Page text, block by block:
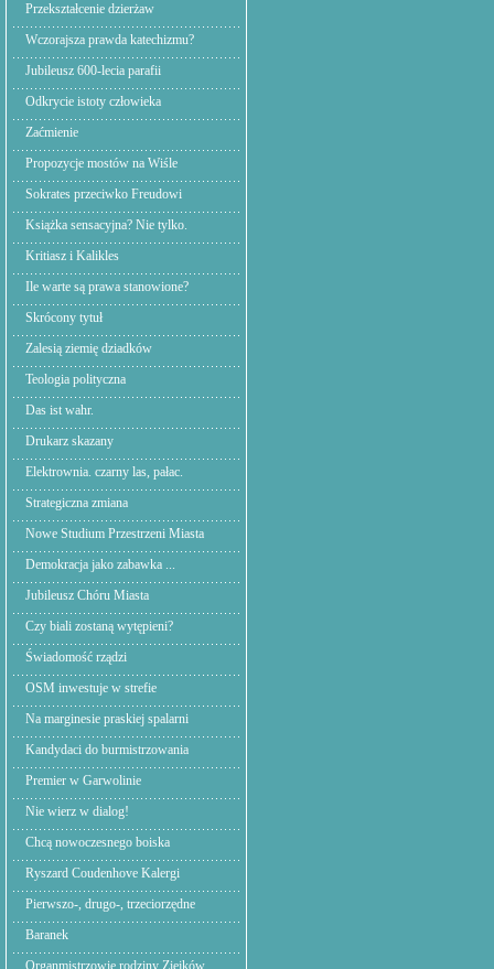
Przekształcenie dzierżaw
Wczorajsza prawda katechizmu?
Jubileusz 600-lecia parafii
Odkrycie istoty człowieka
Zaćmienie
Propozycje mostów na Wiśle
Sokrates przeciwko Freudowi
Książka sensacyjna? Nie tylko.
Kritiasz i Kalikles
Ile warte są prawa stanowione?
Skrócony tytuł
Zalesią ziemię dziadków
Teologia polityczna
Das ist wahr.
Drukarz skazany
Elektrownia. czarny las, pałac.
Strategiczna zmiana
Nowe Studium Przestrzeni Miasta
Demokracja jako zabawka ...
Jubileusz Chóru Miasta
Czy biali zostaną wytępieni?
Świadomość rządzi
OSM inwestuje w strefie
Na marginesie praskiej spalarni
Kandydaci do burmistrzowania
Premier w Garwolinie
Nie wierz w dialog!
Chcą nowoczesnego boiska
Ryszard Coudenhove Kalergi
Pierwszo-, drugo-, trzeciorzędne
Baranek
Organmistrzowie rodziny Ziejków